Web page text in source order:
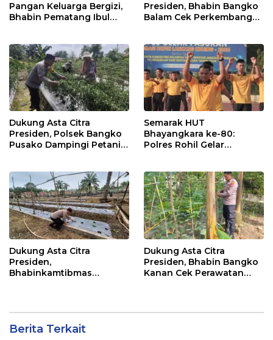
Pangan Keluarga Bergizi,
Bhabin Pematang Ibul
Presiden, Bhabin Bangko
Balam Cek Perkembangan
Dukung Asta Citra
Presiden, Polsek Bangko
Pusako Dampingi Petani
Semarak HUT
Bhayangkara ke-80:
Polres Rohil Gelar
Dukung Asta Citra
Presiden,
Bhabinkamtibmas
Dukung Asta Citra
Presiden, Bhabin Bangko
Kanan Cek Perawatan
Berita Terkait